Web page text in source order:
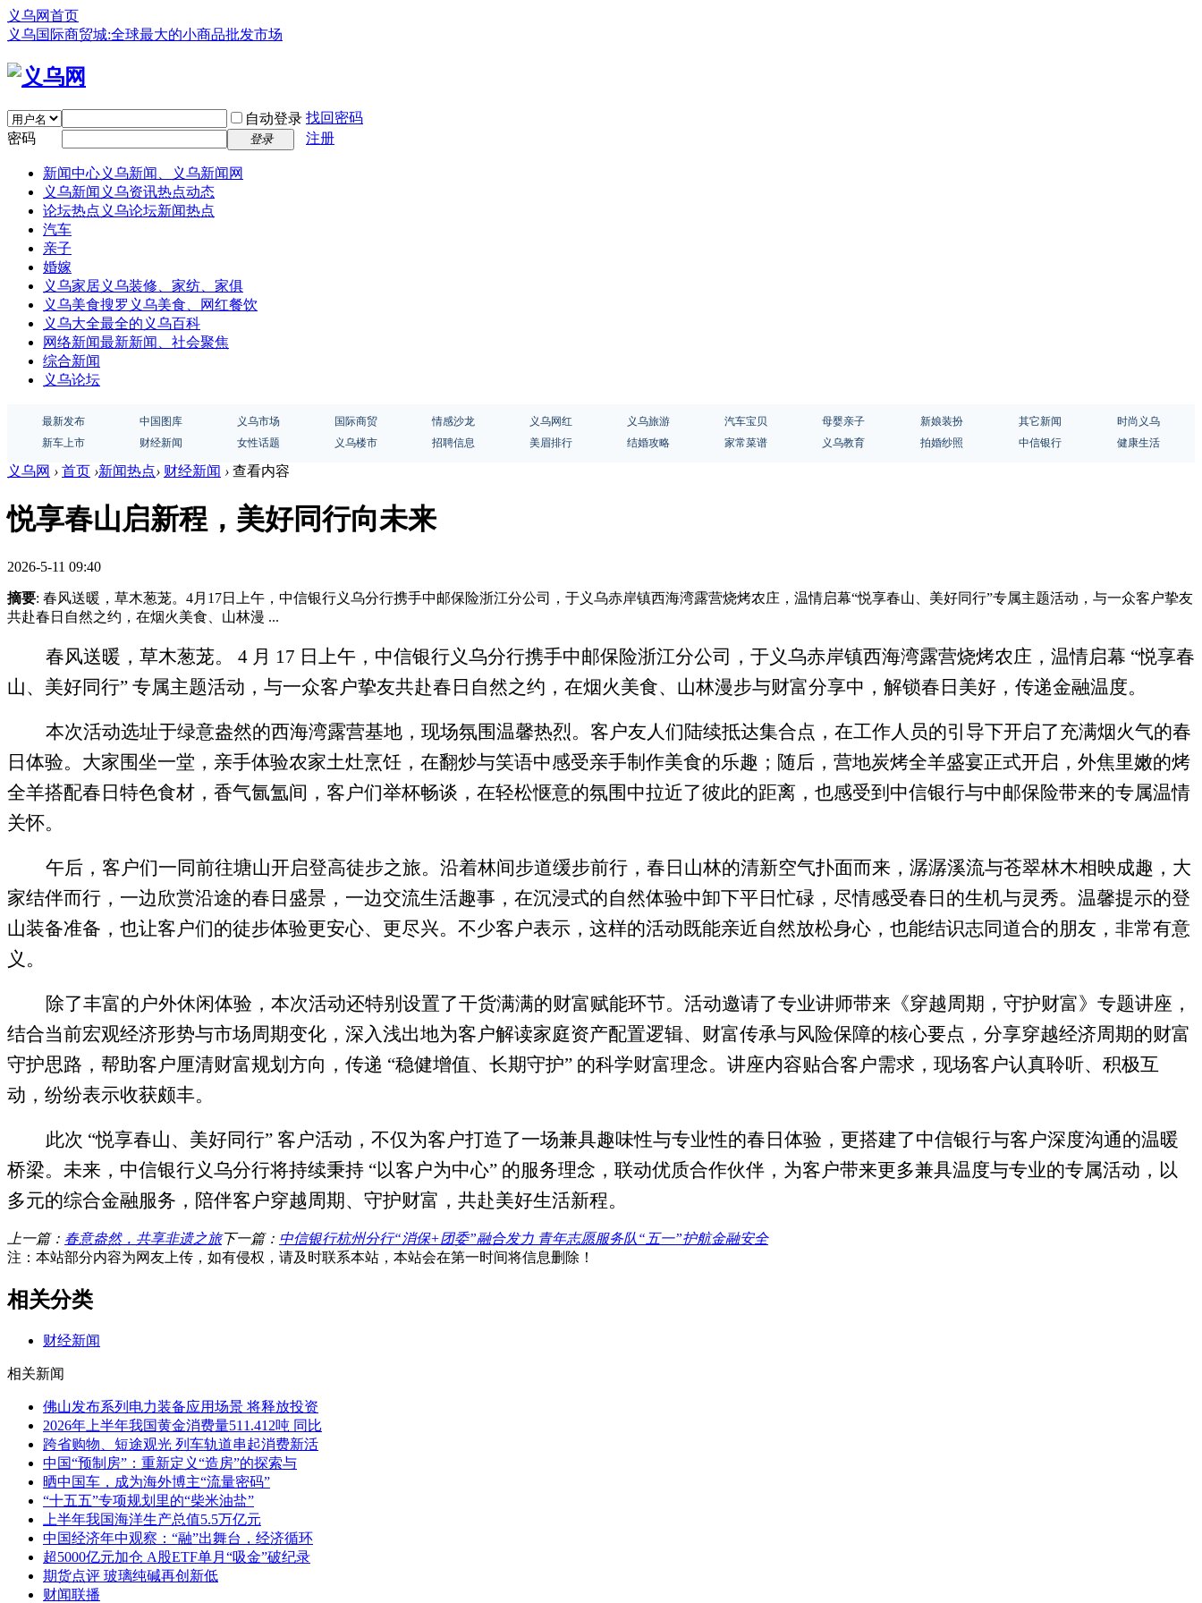
义乌网首页
义乌国际商贸城:全球最大的小商品批发市场
自动登录 找回密码
密码
登录 注册
新闻中心义乌新闻、义乌新闻网
义乌新闻 义乌资讯热点动态
论坛热点 义乌论坛新闻热点
汽车
亲子
婚嫁
义乌家居义乌装修、家纺、家俱
义乌美食搜罗义乌美食、网红餐饮
义乌大全最全的义乌百科
网络新闻最新新闻、社会聚焦
综合新闻
义乌论坛
最新发布 中国图库 义乌市场 国际商贸 情感沙龙 义乌网红 义乌旅游 汽车宝贝 母婴亲子 新娘装扮 其它新闻
时尚义乌
新车上市
财经新闻 女性话题 义乌楼市 招聘信息 美眉排行 结婚攻略 家常菜谱 义乌教育 拍婚纱照 中信银行 健康生活
义乌网 › 首页 ›新闻热点› 财经新闻 › 查看内容
悦享春山启新程，美好同行向未来
2026-5-11 09:40
摘要: 春风送暖，草木葱茏。4月17日上午，中信银行义乌分行携手中邮保险浙江分公司，于义乌赤岸镇西海湾露营烧烤农庄，温情启幕“悦享春山、美好同行”专属主题活动，与一众客户挚友
共赴春日自然之约，在烟火美食、山林漫 ...
春风送暖，草木葱茏。
4 月 17 日上午，中信银行义乌分行携手中邮保险浙江分公司，于义乌赤岸镇西海湾露营烧烤农庄，温情启幕 “悦享春
山、美好同行” 专属主题活动，与一众客户挚友共赴春日自然之约，在烟火美食、山林漫步与财富分享中，解锁春日美好，传递金融温度。
本次活动选址于绿意盎然的西海湾露营基地，现场氛围温馨热烈。客户友人们陆续抵达集合点，在工作人员的引导下开启了充满烟火气的春
日体验。大家围坐一堂，亲手体验农家土灶烹饪，在翻炒与笑语中感受亲手制作美食的乐趣；随后，营地炭烤全羊盛宴正式开启，外焦里嫩的烤
全羊搭配春日特色食材，香气氤氲间，客户们举杯畅谈，在轻松惬意的氛围中拉近了彼此的距离，也感受到中信银行与中邮保险带来的专属温情
关怀。
午后，客户们一同前往塘山开启登高徒步之旅。沿着林间步道缓步前行，春日山林的清新空气扑面而来，潺潺溪流与苍翠林木相映成趣，大
家结伴而行，一边欣赏沿途的春日盛景，一边交流生活趣事，在沉浸式的自然体验中卸下平日忙碌，尽情感受春日的生机与灵秀。温馨提示的登
山装备准备，也让客户们的徒步体验更安心、更尽兴。不少客户表示，这样的活动既能亲近自然放松身心，也能结识志同道合的朋友，非常有意
义。
除了丰富的户外休闲体验，本次活动还特别设置了干货满满的财富赋能环节。活动邀请了专业讲师带来《穿越周期，守护财富》专题讲座，
结合当前宏观经济形势与市场周期变化，深入浅出地为客户解读家庭资产配置逻辑、财富传承与风险保障的核心要点，分享穿越经济周期的财富
守护思路，帮助客户厘清财富规划方向，传递 “稳健增值、长期守护” 的科学财富理念。讲座内容贴合客户需求，现场客户认真聆听、积极互
动，纷纷表示收获颇丰。
此次 “悦享春山、美好同行” 客户活动，不仅为客户打造了一场兼具趣味性与专业性的春日体验，更搭建了中信银行与客户深度沟通的温暖
桥梁。未来，中信银行义乌分行将持续秉持 “以客户为中心” 的服务理念，联动优质合作伙伴，为客户带来更多兼具温度与专业的专属活动，以
多元的综合金融服务，陪伴客户穿越周期、守护财富，共赴美好生活新程。
上一篇： 春意盎然，共享非遗之旅下一篇： 中信银行杭州分行“消保+团委”融合发力 青年志愿服务队“五一”护航金融安全
注：本站部分内容为网友上传，如有侵权，请及时联系本站，本站会在第一时间将信息删除！
相关分类
财经新闻
相关新闻
佛山发布系列电力装备应用场景 将释放投资
2026年上半年我国黄金消费量511.412吨 同比
跨省购物、短途观光 列车轨道串起消费新活
中国“预制房”：重新定义“造房”的探索与
晒中国车，成为海外博主“流量密码”
“十五五”专项规划里的“柴米油盐”
上半年我国海洋生产总值5.5万亿元
中国经济年中观察：“融”出舞台，经济循环
超5000亿元加仓 A股ETF单月“吸金”破纪录
期货点评 玻璃纯碱再创新低
财闻联播